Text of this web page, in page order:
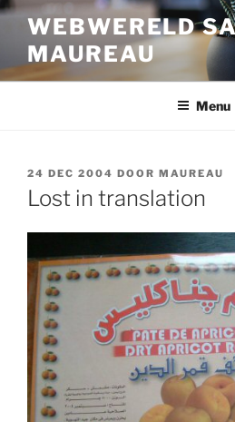
Ga
inhoud
WEBWERELD
MAUREAU
Menu
GEPLAATST
OP
24 DEC 2004 DOOR MAUREAU
Lost in translation